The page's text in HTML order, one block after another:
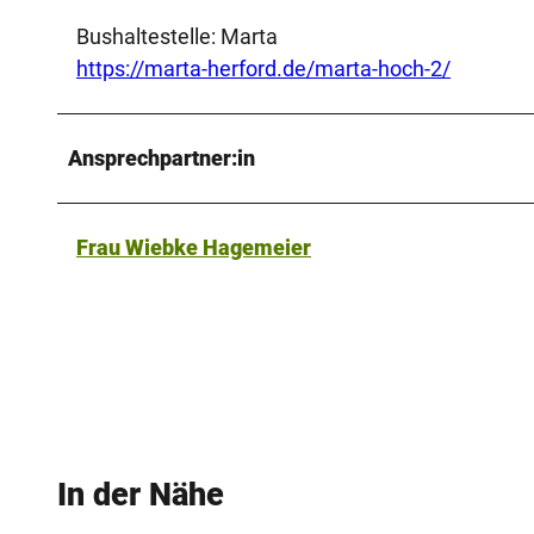
Bushaltestelle: Marta
https://marta-herford.de/marta-hoch-2/
Ansprechpartner:in
Frau Wiebke Hagemeier
In der Nähe